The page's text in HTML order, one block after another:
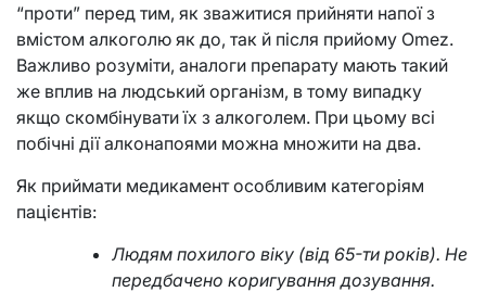
“проти” перед тим, як зважитися прийняти напої з
вмістом алкоголю як до, так й після прийому Omez.
Важливо розуміти, аналоги препарату мають такий
же вплив на людський організм, в тому випадку
якщо cкомбінувати їх з алкоголем. При цьому всі
побічні дії алконапоями можна множити на два.
Як приймати медикамент особливим категоріям
пацієнтів:
Людям похилого віку (від 65-ти років). Не
передбачено коригування дозування.